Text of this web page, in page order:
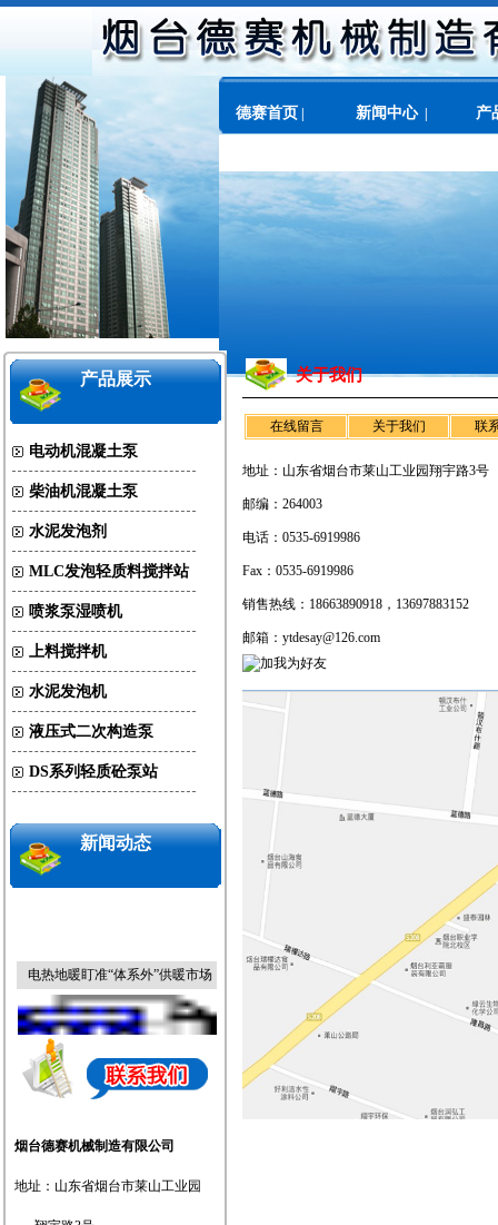
德赛首页 新闻中心| 产
产品展示
电动机混凝土泵
柴油机混凝土泵
水泥发泡剂
MLC发泡轻质料搅拌站
喷浆泵湿喷机
上料搅拌机
水泥发泡机
液压式二次构造泵
DS系列轻质砼泵站
新闻动态
轴线
电热地暖盯准“体系外”供暖市场
烟台德赛机械制造有限公司
地址：山东省烟台市莱山工业园
关于我们
在线留言 关于我们 联
地址：山东省烟台市莱山工业园翔宇路3号
邮编：264003
电话：0535-6919986
Fax：0535-6919986
销售热线：18663890918，13697883152
邮箱： ytdesay@126.com